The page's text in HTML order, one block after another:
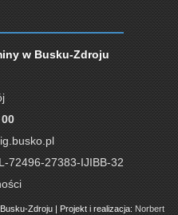
w Busku-Zdroju
72496-27383-IJIBB-32
Zdroju | Projekt i realizacja: Norbert